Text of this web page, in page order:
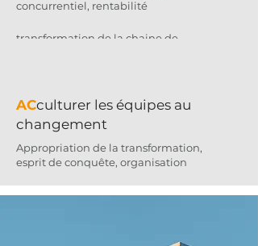
transformation de la chaine de
concurrentiel, rentabilité
ACculturer les équipes au
changement
Appropriation de la transformation,
esprit de conquête, organisation